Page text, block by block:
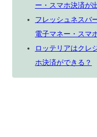
ー・スマホ決済が
フレッシュネスバ
電子マネー・スマ
ロッテリアはクレ
ホ決済ができる？